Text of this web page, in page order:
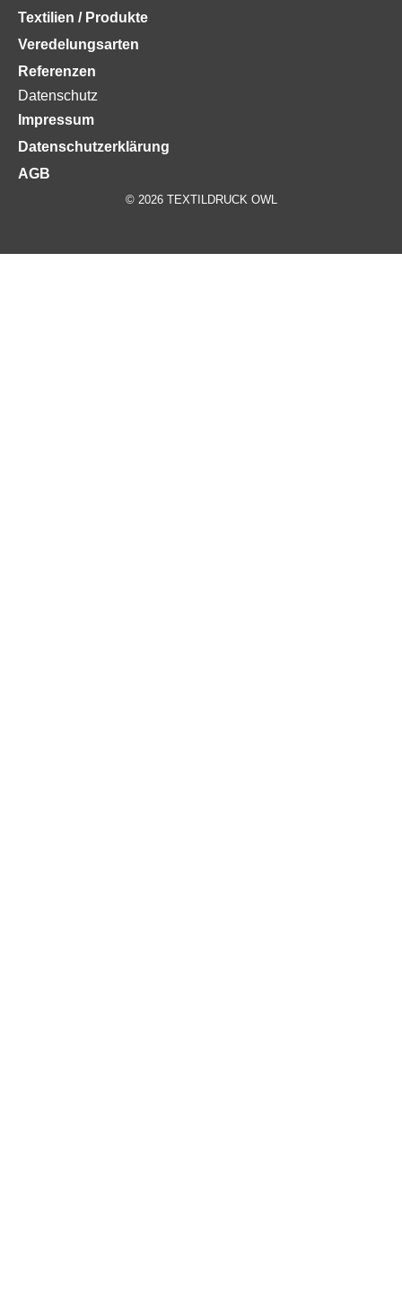
Textilien / Produkte
Veredelungsarten
Referenzen
Datenschutz
Impressum
Datenschutzerklärung
AGB
© 2026 TEXTILDRUCK OWL